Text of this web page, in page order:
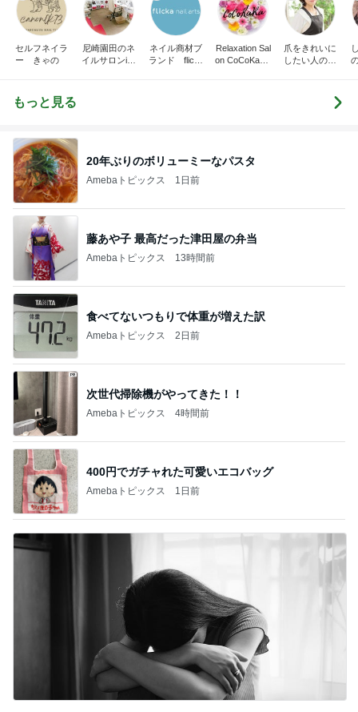
セルフネイラ
ー きゃの
尼崎園田のネ
イルサロンi N
ネイル商材ブ
ランド flicka
Relaxation Sal
on CoCoKaRa
爪をきれいに
したい人のた
Nail＜検見川
もっと見る
20年ぶりのボリューミーなパスタ
Amebaトピックス 1日前
藤あや子 最高だった津田屋の弁当
Amebaトピックス 13時間前
食べてないつもりで体重が増えた訳
Amebaトピックス 2日前
次世代掃除機がやってきた！！
Amebaトピックス 4時間前
400円でガチャれた可愛いエコバッグ
Amebaトピックス 1日前